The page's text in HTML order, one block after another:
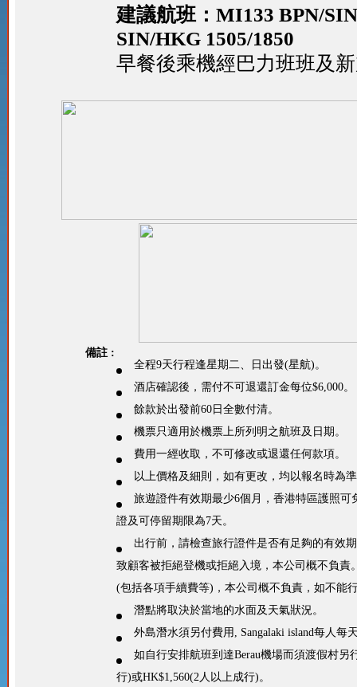
建議航班：MI133 BPN/
SIN/HKG 1505/1850
早餐後乘機經巴力班班及
備註 :
全程9天行程逢星期二、日出發(星航)。
酒店確認後，需付不可退還訂金每位$6,000。
餘款於出發前60日全數付清。
機票只適用於機票上所列明之航班及日期。
費用一經收取，不可修改或退還任何款項。
以上價格及細則，如有更改，均以報名時為
旅遊證件有效期最少6個月，香港特區護照
證及可停留期限為7天。
出行前，請檢查旅行證件是否有足夠的有效
致顧客被拒絕登機或拒絕入境，本公司概不負
(包括各項手續費等)，本公司概不負責，如不能
潛點將取決於當地的水面及天氣狀況。
外島潛水須另付費用, Sangalaki island每人每
如自行安排航班到達Berau機場而須渡假村
行)或HK$1,560(2人以上成行)。